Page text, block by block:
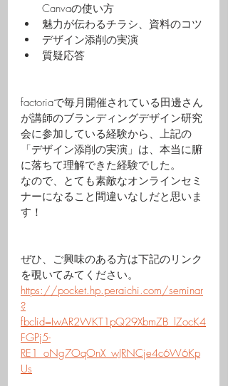
Canvaの使い方
魅力が伝わるチラシ、資料のコツ
デザイン添削の実演
質疑応答
factoriaで毎月開催されている田邊さん
が講師のブランディングデザイン研究
会に参加している経験から、上記の
「デザイン添削の実演」は、本当に腑
に落ちて理解できた経験でした。
なので、とても素敵なオンラインセミ
ナーになること間違いなしだと思いま
す！
ぜひ、ご興味のある方は下記のリンク
を覗いてみてください。
https://pocket.hp.peraichi.com/seminar
?
fbclid=IwAR2WKT1pQ29XbmZB_lZocK4
FGPj5-
RE1_oNg7OqOnX_wJRNCje4c6W6Kp
Us